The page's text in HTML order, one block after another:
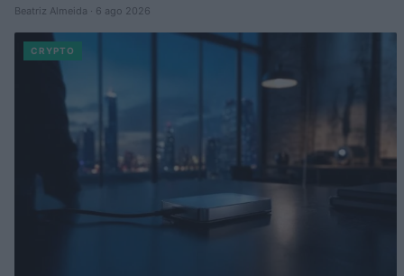
Beatriz Almeida · 6 ago 2026
CRYPTO